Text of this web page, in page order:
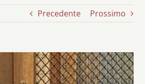
Precedente Prossimo